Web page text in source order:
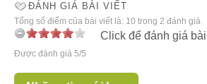
ĐÁNH GIÁ BÀI VIẾT
Tổng số điểm của bài viết là: 10 trong 2 đánh giá
Click để đánh giá
Được đánh giá 5/5